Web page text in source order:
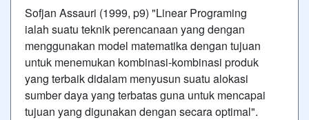
Sofjan Assauri (1999, p9) "Linear Programing
ialah suatu teknik perencanaan yang dengan
menggunakan model matematika dengan tujuan
untuk menemukan kombinasi-kombinasi produk
yang terbaik didalam menyusun suatu alokasi
sumber daya yang terbatas guna untuk mencapai
tujuan yang digunakan dengan secara optimal".